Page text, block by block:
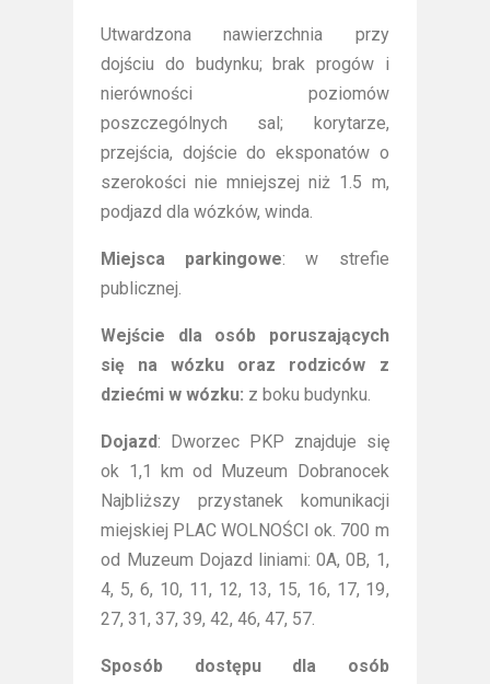
Utwardzona nawierzchnia przy
dojściu do budynku; brak progów i
nierówności poziomów
poszczególnych sal; korytarze,
przejścia, dojście do eksponatów o
szerokości nie mniejszej niż 1.5 m,
podjazd dla wózków, winda.
Miejsca parkingowe: w strefie
publicznej.
Wejście dla osób poruszających
się na wózku oraz rodziców z
dziećmi w wózku: z boku budynku.
Dojazd: Dworzec PKP znajduje się
ok 1,1 km od Muzeum Dobranocek
Najbliższy przystanek komunikacji
miejskiej PLAC WOLNOŚCI ok. 700 m
od Muzeum Dojazd liniami: 0A, 0B, 1,
4, 5, 6, 10, 11, 12, 13, 15, 16, 17, 19,
27, 31, 37, 39, 42, 46, 47, 57.
Sposób dostępu dla osób